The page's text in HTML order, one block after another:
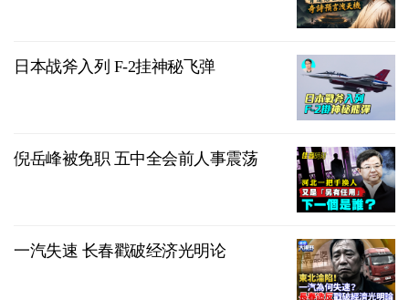
日本战斧入列 F-2挂神秘飞弹
倪岳峰被免职 五中全会前人事震荡
一汽失速 长春戳破经济光明论